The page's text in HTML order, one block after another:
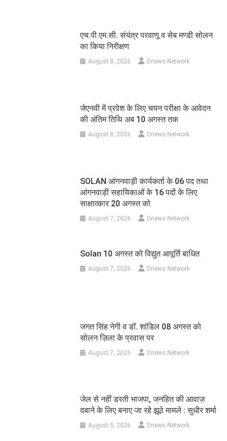
एच.पी.एम.सी. संयंत्र परवाणू व सेब मण्डी सोलन
का किया निरीक्षण
August 8, 2026 Dnews Network
जेएनवी में प्रवेश के लिए चयन परीक्षा के आवेदन
की अंतिम तिथि अब 10 अगस्त तक
August 8, 2026 Dnews Network
SOLAN आंगनवाड़ी कार्यकर्ता के 06 पद तथा
आंगनवाड़ी सहायिकाओं के 16 पदों के लिए
साक्षात्कार 20 अगस्त को
August 7, 2026 Dnews Network
Solan 10 अगस्त को विद्युत आपूर्ति बाधित
August 7, 2026 Dnews Network
जगत सिंह नेगी व डॉ. शांडिल 08 अगस्त को
सोलन ज़िला के प्रवास पर
August 7, 2026 Dnews Network
जेल से नहीं डरती भाजपा, जनहित की आवाज़
दबाने के लिए बनाए जा रहे झूठे मामले : सुधीर शर्मा
August 5, 2026 Dnews Network